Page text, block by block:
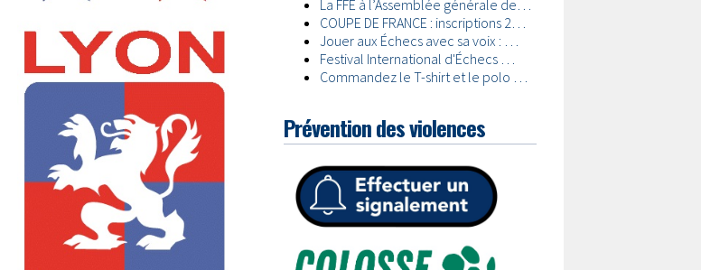
Prévention des violences